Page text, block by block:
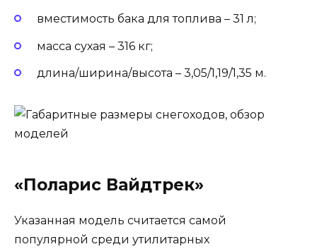
вместимость бака для топлива – 31 л;
масса сухая – 316 кг;
длина/ширина/высота – 3,05/1,19/1,35 м.
«Поларис Вайдтрек»
Указанная модель считается самой
популярной среди утилитарных